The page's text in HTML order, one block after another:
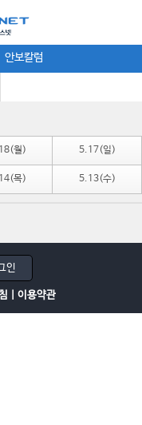
안보칼럼
월) 5.17(일)
목) 5.13(수)
인
이용약관